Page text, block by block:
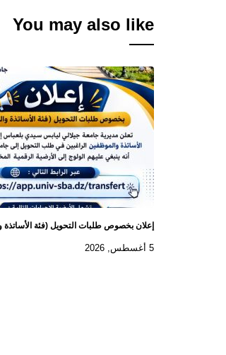
You may also like
إعلان بخصوص طلبات التحويل (فئة
5 أغسطس, 2026